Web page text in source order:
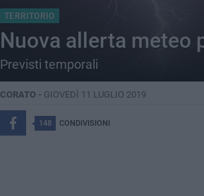
TERRITORIO
Nuova allerta meteo
Previsti temporali
CORATO - GIOVEDÌ 11 LUGLIO 2019
148 CONDIVISIONI